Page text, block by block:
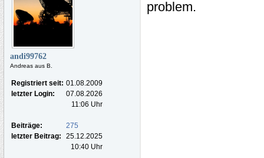
andi99762
Andreas aus B.
Registriert seit: 01.08.2009
letzter Login:
07.08.2026
11:06 Uhr
Beiträge:
275
letzter Beitrag:
25.12.2025
10:40 Uhr
problem.